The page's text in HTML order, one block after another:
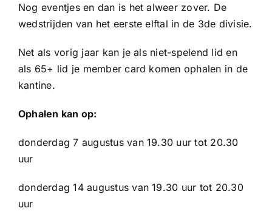
Clubinformatie
Het eerste
Organisatie
Sponsoren
Commissies
Nog eventjes en dan is het alweer zover. De
wedstrijden van het eerste elftal in de 3de divisie.
Net als vorig jaar kan je als niet-spelend lid en
als 65+ lid je member card komen ophalen in de
kantine.
Ophalen kan op:
donderdag 7 augustus van 19.30 uur tot 20.30
uur
donderdag 14 augustus van 19.30 uur tot 20.30
uur